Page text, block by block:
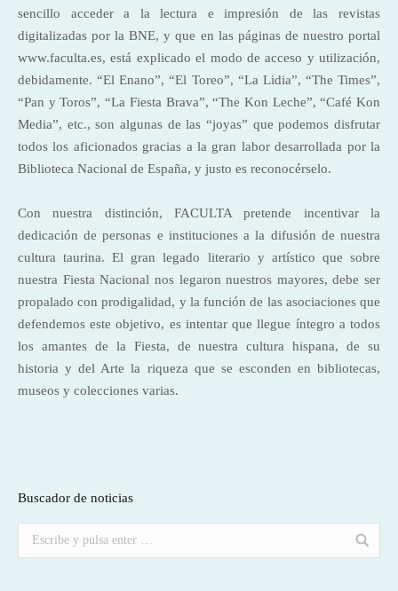
sencillo acceder a la lectura e impresión de las revistas
digitalizadas por la BNE, y que en las páginas de nuestro portal
www.faculta.es, está explicado el modo de acceso y utilización,
debidamente. “El Enano”, “El Toreo”, “La Lidia”, “The Times”,
“Pan y Toros”, “La Fiesta Brava”, “The Kon Leche”, “Café Kon
Media”, etc., son algunas de las “joyas” que podemos disfrutar
todos los aficionados gracias a la gran labor desarrollada por la
Biblioteca Nacional de España, y justo es reconocérselo.
Con nuestra distinción, FACULTA pretende incentivar la
dedicación de personas e instituciones a la difusión de nuestra
cultura taurina. El gran legado literario y artístico que sobre
nuestra Fiesta Nacional nos legaron nuestros mayores, debe ser
propalado con prodigalidad, y la función de las asociaciones que
defendemos este objetivo, es intentar que llegue íntegro a todos
los amantes de la Fiesta, de nuestra cultura hispana, de su
historia y del Arte la riqueza que se esconden en bibliotecas,
museos y colecciones varias.
Buscador de noticias